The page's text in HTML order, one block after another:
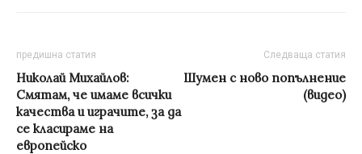
предишна статия
Николай Михайлов:
Смятам, че имаме всички
качества и играчите, за да
се класираме на
европейско
Следваща статия
Шумен с ново попълнение
(видео)